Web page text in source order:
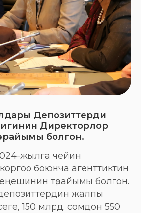
Депозиттерди
Директорлор
болгон.
жылга чейин
боюнча агенттиктин
төрайымы болгон.
жалпы
150 млрд. сомдон 550